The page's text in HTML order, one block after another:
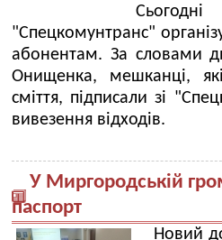
"Спецкомунтранс"
абонентам. За словами
Онищенка, мешканці,
сміття, підписали зі
вивезення відходів.
У Миргородській
паспорт
Новий